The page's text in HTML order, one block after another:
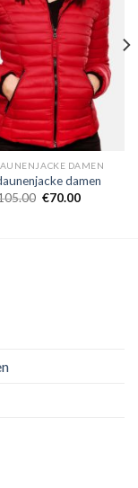
DAMEN
damen
€70.00